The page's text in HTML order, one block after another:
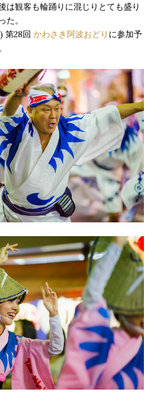
は観客も輪踊りに混じりとても盛り
た。
第28回 かわさき阿波おどり に参加予